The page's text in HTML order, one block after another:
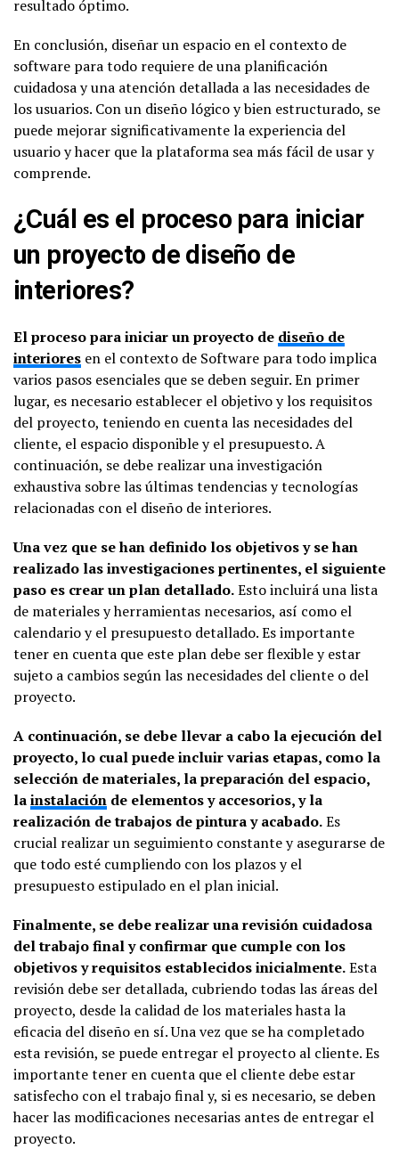
resultado óptimo.
En conclusión, diseñar un espacio en el contexto de
software para todo requiere de una planificación
cuidadosa y una atención detallada a las necesidades de
los usuarios. Con un diseño lógico y bien estructurado, se
puede mejorar significativamente la experiencia del
usuario y hacer que la plataforma sea más fácil de usar y
comprende.
¿Cuál es el proceso para iniciar
un proyecto de diseño de
interiores?
El proceso para iniciar un proyecto de diseño de
interiores en el contexto de Software para todo implica
varios pasos esenciales que se deben seguir. En primer
lugar, es necesario establecer el objetivo y los requisitos
del proyecto, teniendo en cuenta las necesidades del
cliente, el espacio disponible y el presupuesto. A
continuación, se debe realizar una investigación
exhaustiva sobre las últimas tendencias y tecnologías
relacionadas con el diseño de interiores.
Una vez que se han definido los objetivos y se han
realizado las investigaciones pertinentes, el siguiente
paso es crear un plan detallado.Esto incluirá una lista
de materiales y herramientas necesarios, así como el
calendario y el presupuesto detallado. Es importante
tener en cuenta que este plan debe ser flexible y estar
sujeto a cambios según las necesidades del cliente o del
proyecto.
A continuación, se debe llevar a cabo la ejecución del
proyecto, lo cual puede incluir varias etapas, como la
selección de materiales, la preparación del espacio,
lainstalación de elementos y accesorios, y la
realización de trabajos de pintura y acabado.Es
crucial realizar un seguimiento constante y asegurarse de
que todo esté cumpliendo con los plazos y el
presupuesto estipulado en el plan inicial.
Finalmente, se debe realizar una revisión cuidadosa
del trabajo final y confirmar que cumple con los
objetivos y requisitos establecidos inicialmente.Esta
revisión debe ser detallada, cubriendo todas las áreas del
proyecto, desde la calidad de los materiales hasta la
eficacia del diseño en sí. Una vez que se ha completado
esta revisión, se puede entregar el proyecto al cliente. Es
importante tener en cuenta que el cliente debe estar
satisfecho con el trabajo final y, si es necesario, se deben
hacer las modificaciones necesarias antes de entregar el
proyecto.